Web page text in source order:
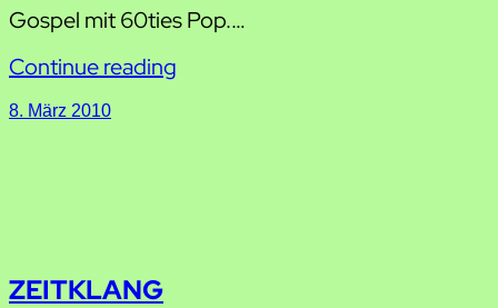
Gospel mit 60ties Pop.…
Continue reading
8. März 2010
ZEITKLANG